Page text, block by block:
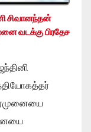
சிவானந்தன்
வடக்கு பிரதேச